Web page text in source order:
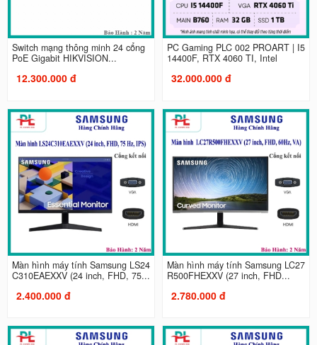
Switch mạng thông minh 24 cổng
PoE Gigabit HIKVISION...
12.300.000 đ
PC Gaming PLC 002 PROART | I5
14400F, RTX 4060 TI, Intel
32.000.000 đ
Màn hình máy tính Samsung LS24
C310EAEXXV (24 inch, FHD, 75...
2.400.000 đ
Màn hình máy tính Samsung LC27
R500FHEXXV (27 inch, FHD...
2.780.000 đ